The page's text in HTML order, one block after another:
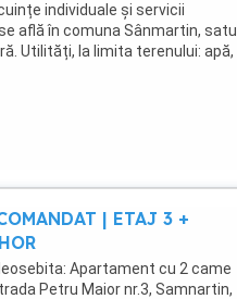
individuale și servicii
află în comuna Sânmartin, satul
Utilități, la limita terenului: apă,
| ETAJ 3 +
Apartament cu 2 came
Petru Maior nr.3, Samnartin,